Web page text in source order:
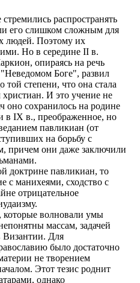
распространять
его слишком сложным для
людей. Поэтому их
Но в середине II в.
опираясь на речь
Боге", развил
степени, что она стала
И это учение не
оно сохранилось на родине
IX в., преображенное, но
павликиан (от
на борьбу с
причем они даже заключили
доктрине павликиан, то
с манихеями, сходство с
отрицательное
которые волновали умы
массам, задачей
Византии. Для
было достаточно
не творением
Этот тезис роднит
однако